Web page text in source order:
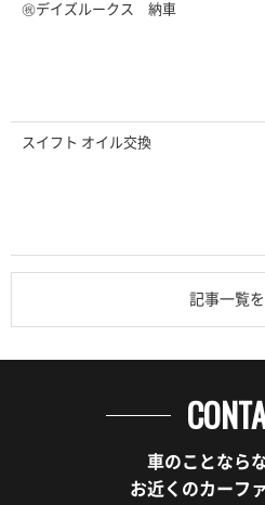
㊗️デイズルークス 納車
スイフト オイル交換
記事一覧
車のことなら
お近くのカーフ